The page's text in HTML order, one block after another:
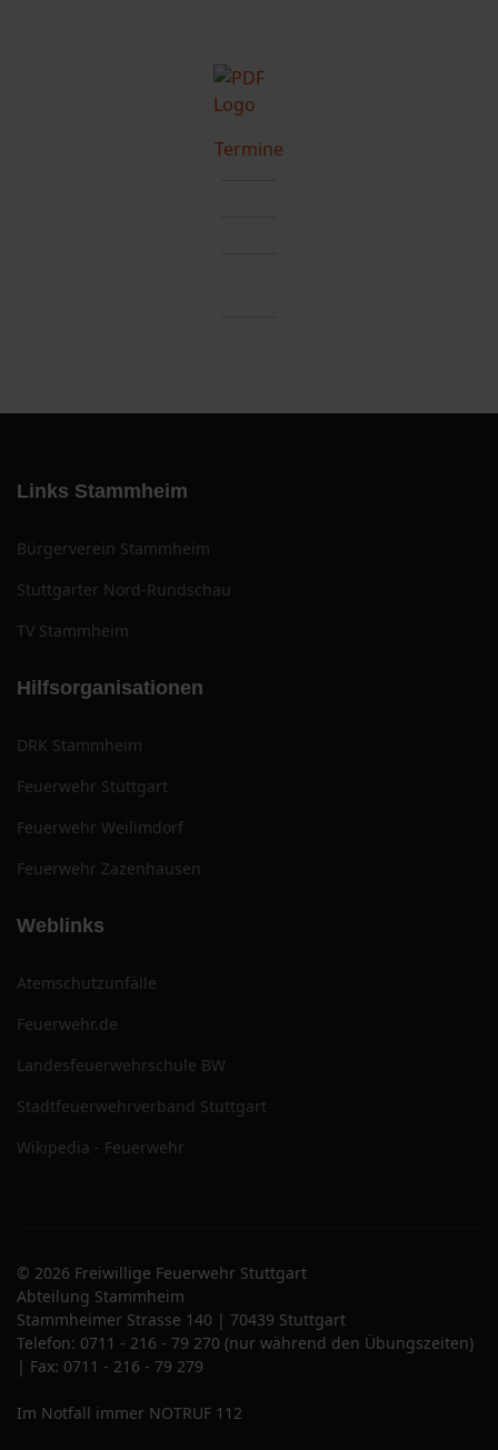
Termine
Links Stammheim
Bürgerverein Stammheim
Stuttgarter Nord-Rundschau
TV Stammheim
Hilfsorganisationen
DRK Stammheim
Feuerwehr Stuttgart
Feuerwehr Weilimdorf
Feuerwehr Zazenhausen
Weblinks
Atemschutzunfälle
Feuerwehr.de
Landesfeuerwehrschule BW
Stadtfeuerwehrverband Stuttgart
Wikipedia - Feuerwehr
© 2026 Freiwillige Feuerwehr Stuttgart
Abteilung Stammheim
Stammheimer Strasse 140 | 70439 Stuttgart
Telefon: 0711 - 216 - 79 270 (nur während den Übungszeiten)
| Fax: 0711 - 216 - 79 279
Im Notfall immer NOTRUF 112